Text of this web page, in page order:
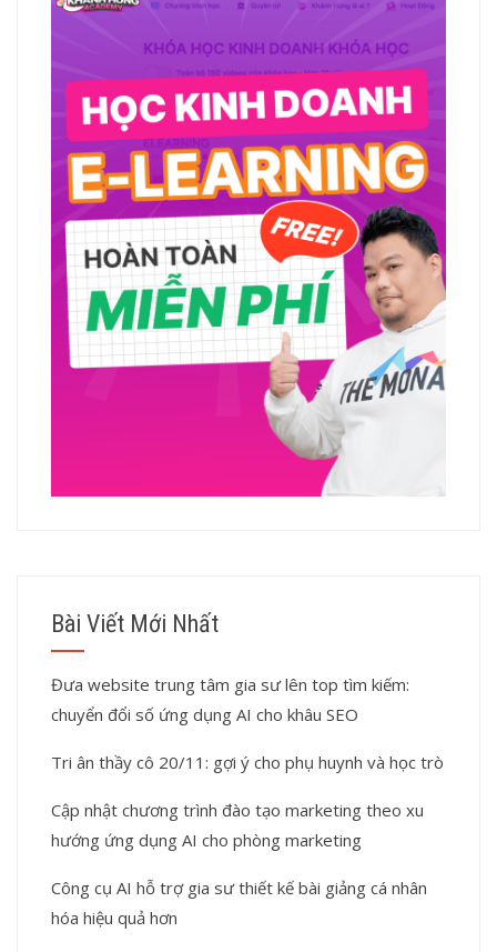
Bài Viết Mới Nhất
Đưa website trung tâm gia sư lên top tìm kiếm:
chuyển đổi số ứng dụng AI cho khâu SEO
Tri ân thầy cô 20/11: gợi ý cho phụ huynh và học trò
Cập nhật chương trình đào tạo marketing theo xu
hướng ứng dụng AI cho phòng marketing
Công cụ AI hỗ trợ gia sư thiết kế bài giảng cá nhân
hóa hiệu quả hơn